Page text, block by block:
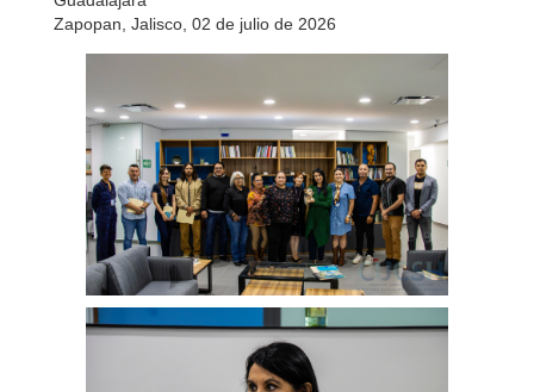
Zapopan, Jalisco, 02 de julio de 2026